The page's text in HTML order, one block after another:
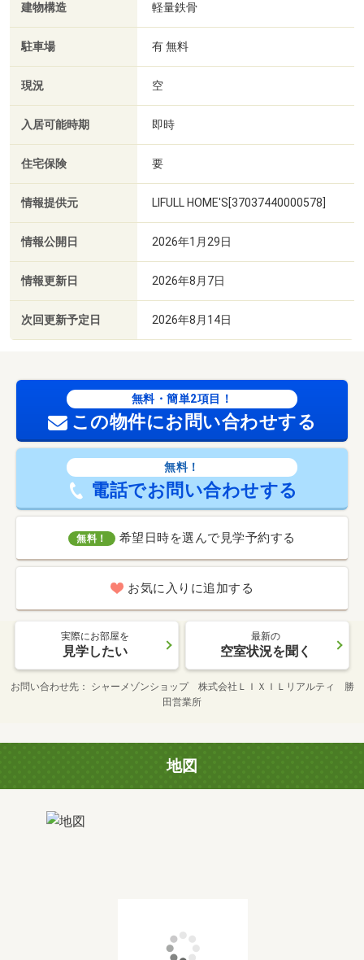
建物構造 軽量鉄骨
駐車場 有 無料
現況 空
入居可能時期 即時
住宅保険 要
情報提供元 LIFULL HOME'S[37037440000578]
情報公開日 2026年1月29日
情報更新日 2026年8月7日
次回更新予定日 2026年8月14日
無料・簡単2項目！
この物件にお問い合わせする
無料！
電話でお問い合わせする
無料！ 希望日時を選んで見学予約する
お気に入りに追加する
実際にお部屋を
見学したい
最新の
空室状況を聞く
お問い合わせ先
シャーメゾンショップ 株式会社ＬＩＸＩＬリアルティ 勝
田営業所
地図